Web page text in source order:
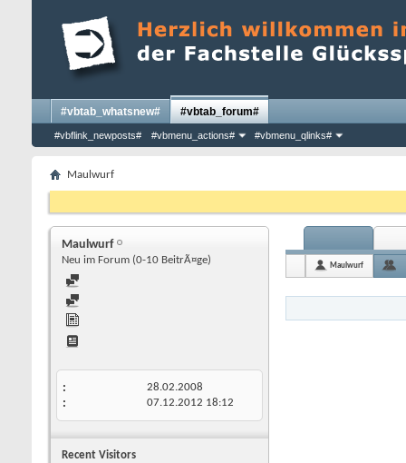
#vbtab_whatsnew# #vbtab_forum#
#vbflink_newposts# #vbmenu_actions# #vbmenu_qlinks#
Maulwurf
Maulwurf
Neu im Forum (0-10 BeitrÃ¤ge)
28.02.2008
07.12.2012 18:12
Recent Visitors
Maulwurf